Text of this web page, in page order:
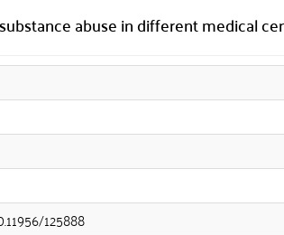
abuse in different medical
125888